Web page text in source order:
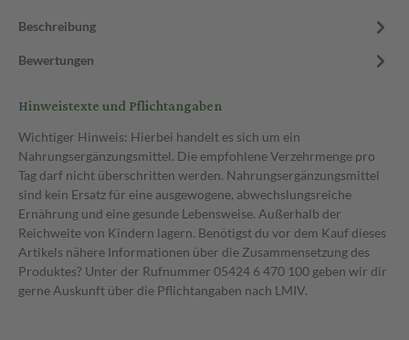
Beschreibung
Bewertungen
Hinweistexte und Pflichtangaben
Wichtiger Hinweis: Hierbei handelt es sich um ein
Nahrungsergänzungsmittel. Die empfohlene Verzehrmenge pro
Tag darf nicht überschritten werden. Nahrungsergänzungsmittel
sind kein Ersatz für eine ausgewogene, abwechslungsreiche
Ernährung und eine gesunde Lebensweise. Außerhalb der
Reichweite von Kindern lagern. Benötigst du vor dem Kauf dieses
Artikels nähere Informationen über die Zusammensetzung des
Produktes? Unter der Rufnummer 05424 6 470 100 geben wir dir
gerne Auskunft über die Pflichtangaben nach LMIV.